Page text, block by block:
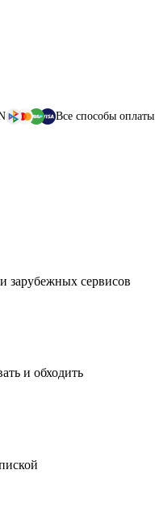
Все способы оплаты
зарубежных сервисов
и обходить